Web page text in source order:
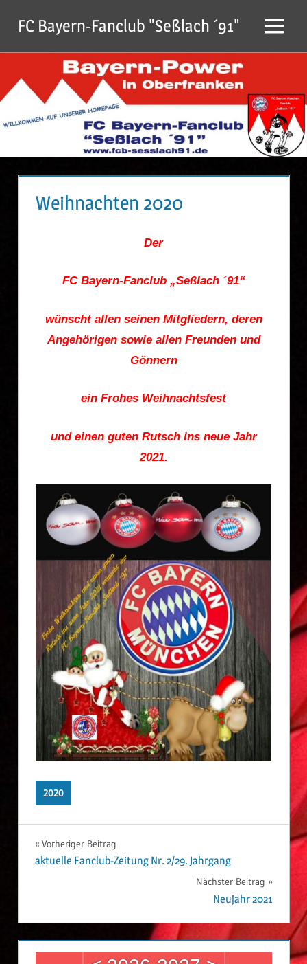
Inhalt
springen
FC Bayern-Fanclub "Seßlach ´91" Menu
Weihnachten 2020
Der
FC Bayern-Fanclub „Seßlach ´91“
wünscht allen seinen Mitgliedern, deren
Angehörigen sowie allen Freunden und
Gönnern
ein Frohes Weihnachtsfest
und einen guten Rutsch ins neue Jahr
2021.
2020
Beitrags-
Vorheriger Beitrag
aktuelle Fanclub-Zeitung Nr. 2/29. Jahrgang
Nächster Beitrag
Neujahr 2021